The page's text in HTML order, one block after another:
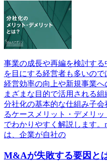
事業の成長や再編を検討す
を目にする経営者も多いので
経営効率の向上や新規事業
まざまな目的で活用される組
分社化の基本的な仕組み子
るケースメリット・デメリ
でわかりやすく解説します
は、企業が自社の
M&Aが失敗する要因と